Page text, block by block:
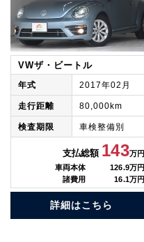
VWザ・ビートル
年式 2017年02月
走行距離 80,000km
検査期限 車検整備別
支払総額 143万円
車両本体
126.9万円
諸費用
16.1万円
詳細はこちら